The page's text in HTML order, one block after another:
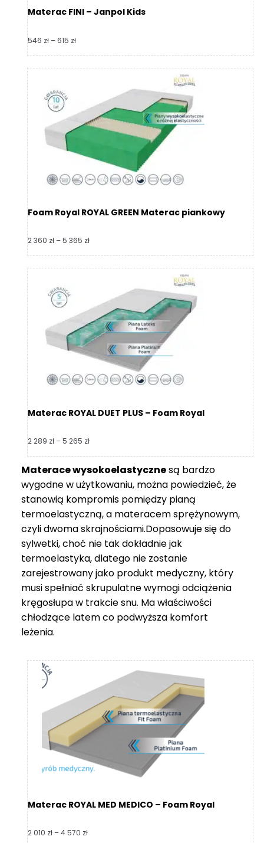
Materac FINI – Janpol Kids
546 zł –615 złZakres
Foam Royal ROYAL GREEN Materac piankowy
2 360 zł –5 365 złZakres
5
365 zł
Materac ROYAL DUET PLUS – Foam Royal
2 289 zł –5 265 złZakres
2
289 zł
do
265 zł
Materace wysokoelastycznesą bardzo
wygodne w użytkowaniu, można powiedzieć, że
stanowią kompromis pomiędzy pianą
termoelastyczną, a materacem sprężynowym,
czyli dwoma skrajnościami.Dopasowuje się do
sylwetki, choć nie tak dokładnie jak
termoelastyka, dlatego nie zostanie
zarejestrowany jako produkt medyczny, który
musi spełniać skrupulatne wymogi odciążenia
kręgosłupa w trakcie snu. Ma właściwości
chłodzące latem co podwyższa komfort
leżenia.
Materac ROYAL MED MEDICO – Foam Royal
2 010 zł –4 570 złZakres